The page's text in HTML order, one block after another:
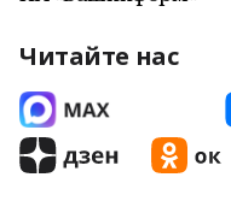
Читайте нас